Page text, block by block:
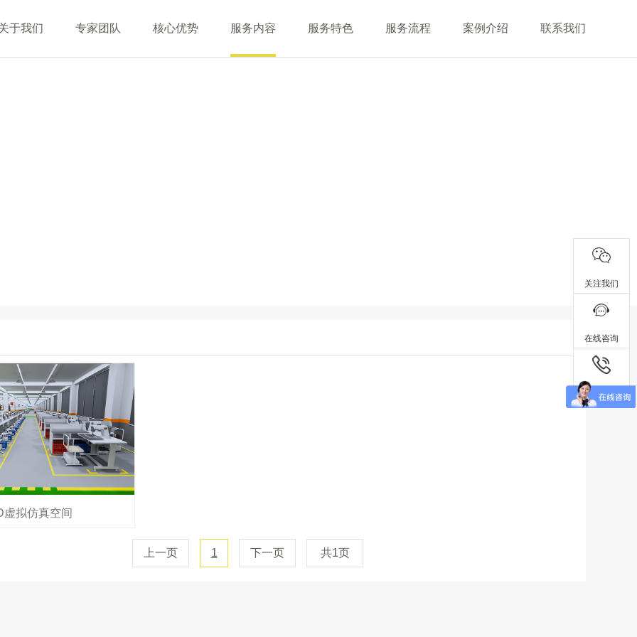
于我们 专家团队 核心优势 服务内容 服务特色 服务流程 案例介绍 联系我们
虚拟仿真空间
上一页 1 下一页 共1页
关注我们
在线咨询
联系电话